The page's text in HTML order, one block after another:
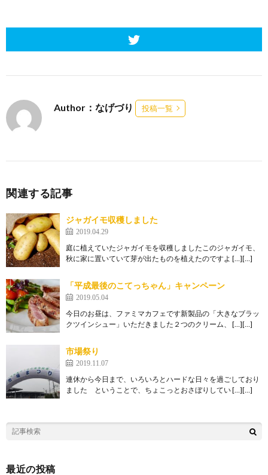
Author：なげづり 投稿一覧
関連する記事
ジャガイモ収穫しました
2019.04.29
庭に植えていたジャガイモを収穫しましたこのジャガイモ、
秋に家に置いていて芽が出たものを植えたのですよ […][…]
「平成最後のこてっちゃん」キャンペーン
2019.05.04
今日のお昼は、ファミマカフェです新製品の「大きなブラッ
クツインシュー」いただきました２つのクリーム、 […][…]
市場祭り
2019.11.07
連休から今日まで、いろいろとハードな日々を過ごしており
ました ということで、ちょこっとおさぼりしてい […][…]
最近の投稿